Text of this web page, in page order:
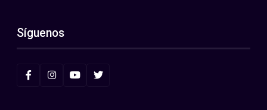
Síguenos